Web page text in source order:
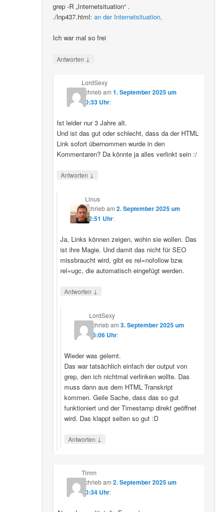
grep -R „Internetsituation“ .
./lnp437.html:an der Internetsituation,
Ich war mal so frei
Antworten ↓
LordSexy
schriebam 1. September 2025 um
10:33 Uhr:
Ist leider nur 3 Jahre alt.
Und ist das gut oder schlecht, dass da der HTML
Link sofort übernommen wurde in den
Kommentaren? Da könnte ja alles verlinkt sein :/
Antworten ↓
Linus
schriebam2. September 2025 um
12:51 Uhr:
Ja, Links können zeigen, wohin sie wollen. Das
ist ihre Magie. Und damit das nicht für SEO
missbraucht wird, gibt es rel=nofollow bzw.
rel=ugc, die automatisch eingefügt werden.
Antworten ↓
LordSexy
schriebam 3. September 2025 um
16:06 Uhr:
Wieder was gelernt.
Das war tatsächlich einfach der output von
grep, den ich nichtmal verlinken wollte. Das
muss dann aus dem HTML Transkript
kommen. Geile Sache, dass das so gut
funktioniert und der Timestamp direkt geöffnet
wird. Das klappt selten so gut :D
Antworten ↓
Timm
schriebam 2. September 2025 um
10:34 Uhr: